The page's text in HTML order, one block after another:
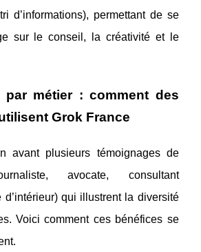
d’informations), permettant de se
sur le conseil, la créativité et le
par métier : comment des
Grok France
avant plusieurs témoignages de
avocate, consultant
d’intérieur) qui illustrent la diversité
Voici comment ces bénéfices se